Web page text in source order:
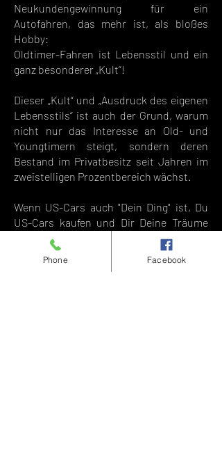
Neukundengewinnung für ein
Autofahren, das mehr ist, als bloßes
Hobby:
Oldtimer-Fahren ist Lebensstil und ein
ganz besonderer „Kult“!
Dieser „Kult“ und „Ausdruck des eigenen
Lebensstils“ ist auch der Grund, warum
nicht nur das Interesse an Old- und
Youngtimern steigt, sondern deren
Bestand im Privatbesitz seit Jahren im
zweistelligen Prozentbereich wächst.
Wenn US-Cars auch "Dein Ding" ist, Du
US-Cars kaufen und Dir Deine Träume
verwirklichen willst, dann bist Du bei den
Profis von Route 66 Borrmann Motors
KG genau richtig. Mit Herz und Verstand
Phone Facebook